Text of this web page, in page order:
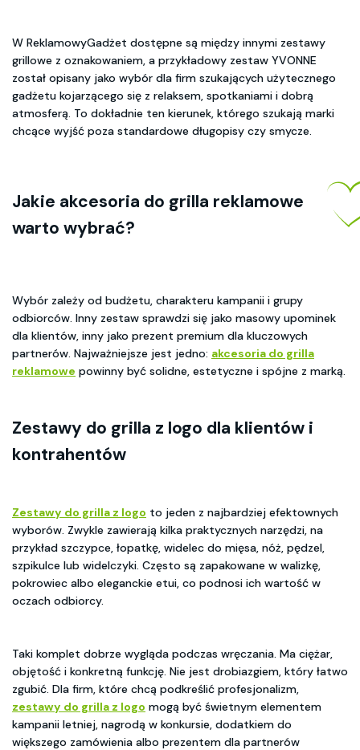
W ReklamowyGadżet dostępne są między innymi zestawy
grillowe z oznakowaniem, a przykładowy zestaw YVONNE
został opisany jako wybór dla firm szukających użytecznego
gadżetu kojarzącego się z relaksem, spotkaniami i dobrą
atmosferą. To dokładnie ten kierunek, którego szukają marki
chcące wyjść poza standardowe długopisy czy smycze.
Jakie akcesoria do grilla reklamowe
warto wybrać?
Wybór zależy od budżetu, charakteru kampanii i grupy
odbiorców. Inny zestaw sprawdzi się jako masowy upominek
dla klientów, inny jako prezent premium dla kluczowych
partnerów. Najważniejsze jest jedno: akcesoria do grilla
reklamowe powinny być solidne, estetyczne i spójne z marką.
Zestawy do grilla z logo dla klientów i
kontrahentów
Zestawy do grilla z logo to jeden z najbardziej efektownych
wyborów. Zwykle zawierają kilka praktycznych narzędzi, na
przykład szczypce, łopatkę, widelec do mięsa, nóż, pędzel,
szpikulce lub widelczyki. Często są zapakowane w walizkę,
pokrowiec albo eleganckie etui, co podnosi ich wartość w
oczach odbiorcy.
Taki komplet dobrze wygląda podczas wręczania. Ma ciężar,
objętość i konkretną funkcję. Nie jest drobiazgiem, który łatwo
zgubić. Dla firm, które chcą podkreślić profesjonalizm,
zestawy do grilla z logo mogą być świetnym elementem
kampanii letniej, nagrodą w konkursie, dodatkiem do
większego zamówienia albo prezentem dla partnerów